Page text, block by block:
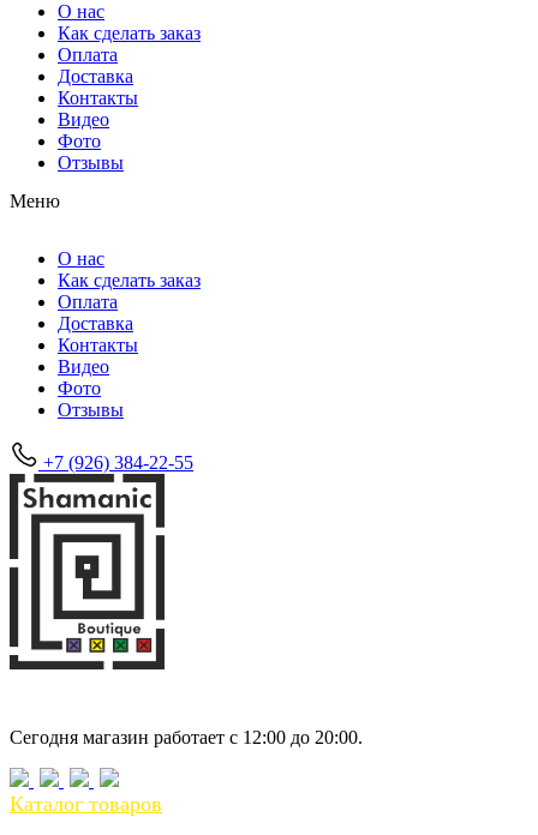
О нас
Как сделать заказ
Оплата
Доставка
Контакты
Видео
Фото
Отзывы
Меню
О нас
Как сделать заказ
Оплата
Доставка
Контакты
Видео
Фото
Отзывы
+7 (926) 384-22-55
Сегодня магазин работает с 12:00 до 20:00.
Каталог товаров